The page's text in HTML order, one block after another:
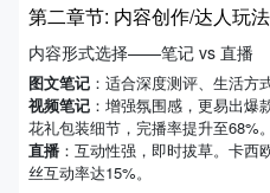
第二章节: 内容创作/达人玩法
内容形式选择——笔记 vs 直播
图文笔记 ：适合深度测评、生活方
视频笔记 ：增强氛围感，更易出爆
花礼包装细节，完播率提升至68%。
直播 ：互动性强，即时拔草。卡
丝互动率达15%。